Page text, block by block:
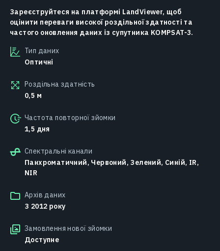
Зареєструйтеся на платформі LandViewer, щоб
оцінити переваги високої роздільної здатності та
частого оновлення даних із супутника KOMPSAT-3.
Тип даних
Оптичні
Роздільна здатність
0,5 м
Частота повторної зйомки
1,5 дня
Спектральні канали
Панхроматичний, Червоний, Зелений, Синій, IR,
NIR
Архів даних
З 2012 року
Замовлення нової зйомки
Доступне